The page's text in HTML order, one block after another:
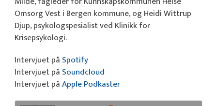
Omsorg Vest i Bergen kommune, og Heidi Wittrup
Djup, psykologspesialist ved Klinikk for
Krisepsykologi.
Intervjuet på Spotify
Intervjuet på Soundcloud
Intervjuet påApple Podkaster